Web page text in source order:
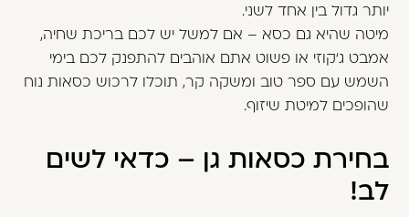
יותר גדול בין אחד לשני.
מיטה שהיא גם כסא – אם למשל יש לכם בריכת שחיה,
אמבט ג‘קוזי או פשוט אתם אוהבים להתפנק לכם בימי
השמש עם ספר טוב ומשקה קר, תוכלו לרכוש כסאות נוח
שהופכים למיטת שיזוף.
בחירת כסאות גן – כדאי לשים
לב!